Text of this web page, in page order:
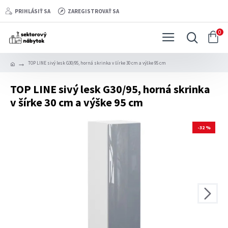
PRIHLÁSIŤ SA ZAREGISTROVAŤ SA
0
TOP LINE sivý lesk G30/95, horná skrinka v šírke 30 cm a výške 95 cm
TOP LINE sivý lesk G30/95, horná skrinka
v šírke 30 cm a výške 95 cm
-32 %